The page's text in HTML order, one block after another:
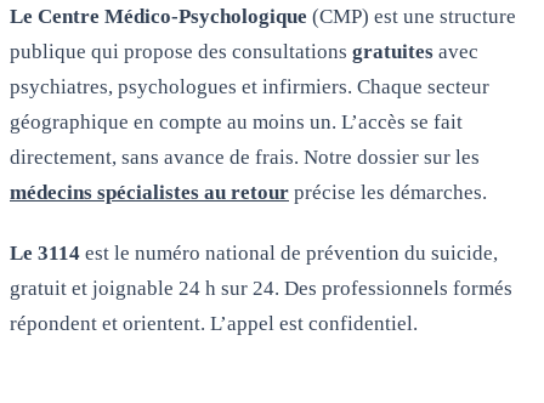
Le Centre Médico-Psychologique (CMP) est une structure
publique qui propose des consultations gratuites avec
psychiatres, psychologues et infirmiers. Chaque secteur
géographique en compte au moins un. L’accès se fait
directement, sans avance de frais. Notre dossier sur les
médecins spécialistes au retour précise les démarches.
Le 3114 est le numéro national de prévention du suicide,
gratuit et joignable 24 h sur 24. Des professionnels formés
répondent et orientent. L’appel est confidentiel.